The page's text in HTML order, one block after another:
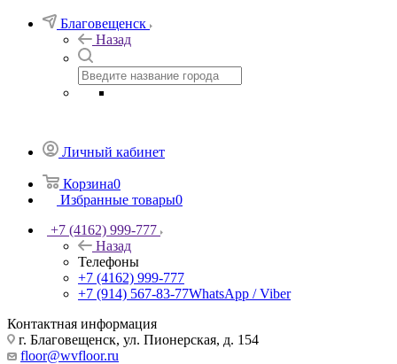
Благовещенск
Назад
Личный кабинет
Корзина0
Избранные товары0
+7 (4162) 999-777
Назад
Телефоны
+7 (4162) 999-777
+7 (914) 567-83-77WhatsApp / Viber
Контактная информация
г. Благовещенск, ул. Пионерская, д. 154
floor@wvfloor.ru